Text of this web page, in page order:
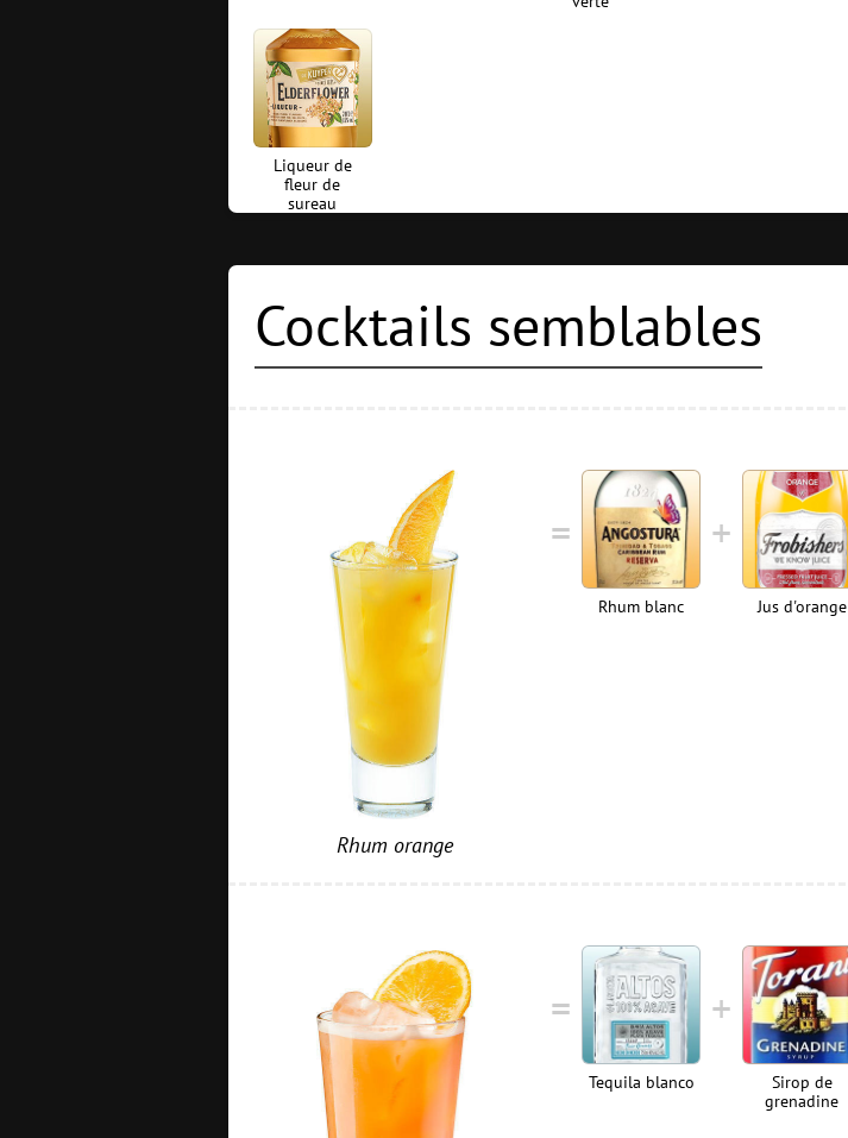
Liqueur de
fleur de
sureau
Cocktails semblables
Rhum orange
Rhum blanc Jus d'orange
Tequila blanco
Sirop de
grenadine